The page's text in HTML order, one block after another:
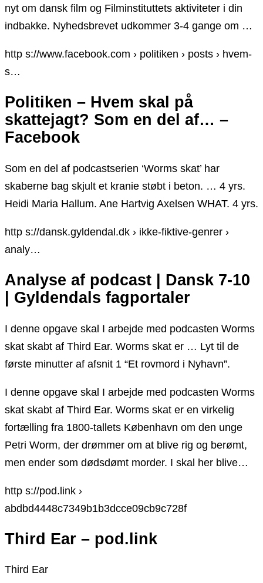
nyt om dansk film og Filminstituttets aktiviteter i din
indbakke. Nyhedsbrevet udkommer 3-4 gange om …
http s://www.facebook.com › politiken › posts › hvem-
s…
Politiken – Hvem skal på
skattejagt? Som en del af… –
Facebook
Som en del af podcastserien ‘Worms skat’ har
skaberne bag skjult et kranie støbt i beton. … 4 yrs.
Heidi Maria Hallum. Ane Hartvig Axelsen WHAT. 4 yrs.
http s://dansk.gyldendal.dk › ikke-fiktive-genrer ›
analy…
Analyse af podcast | Dansk 7-10
| Gyldendals fagportaler
I denne opgave skal I arbejde med podcasten Worms
skat skabt af Third Ear. Worms skat er … Lyt til de
første minutter af afsnit 1 “Et rovmord i Nyhavn”.
I denne opgave skal I arbejde med podcasten Worms
skat skabt af Third Ear. Worms skat er en virkelig
fortælling fra 1800-tallets København om den unge
Petri Worm, der drømmer om at blive rig og berømt,
men ender som dødsdømt morder. I skal her blive…
http s://pod.link ›
abdbd4448c7349b1b3dcce09cb9c728f
Third Ear – pod.link
Third Ear